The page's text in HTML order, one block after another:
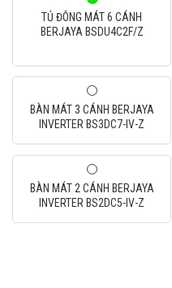
TỦ ĐÔNG MÁT 6 CÁNH
BERJAYA BSDU4C2F/Z
BÀN MÁT 3 CÁNH BERJAYA
INVERTER BS3DC7-IV-Z
BÀN MÁT 2 CÁNH BERJAYA
INVERTER BS2DC5-IV-Z